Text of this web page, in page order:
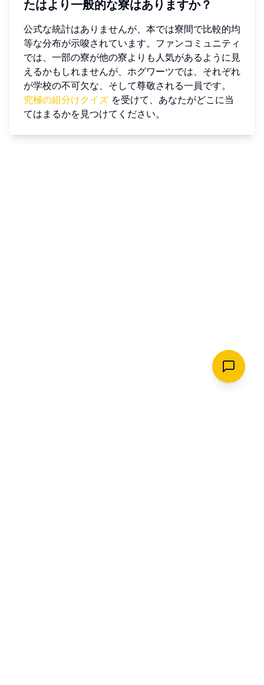
たはより一般的な寮はありますか？
公式な統計はありませんが、本では寮間で比較的均
等な分布が示唆されています。ファンコミュニティ
では、一部の寮が他の寮よりも人気があるように見
えるかもしれませんが、ホグワーツでは、それぞれ
が学校の不可欠な、そして尊敬される一員です。
究極の組分けクイズ を受けて、あなたがどこに当
てはまるかを見つけてください。